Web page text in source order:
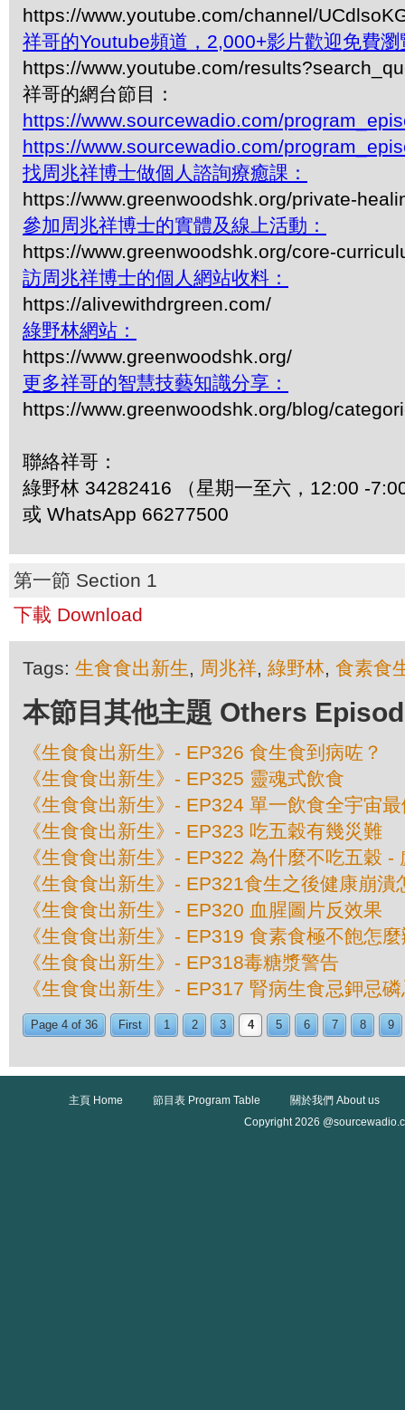
https://www.youtube.com/channel/
祥哥的Youtube頻道，2,000+影片歡迎免費瀏
https://www.youtube.com/
祥哥的網台節目：
https://www.sourcewadio.com/
https://www.sourcewadio.com/
找周兆祥博士做個人諮詢療癒課：
https://www.greenwoodshk.org/private-
參加周兆祥博士的實體及線上活動：
https://www.greenwoodshk.org/core-
訪周兆祥博士的個人網站收料：
https://alivewithdrgreen.com/
綠野林網站：
https://www.greenwoodshk.org/
更多祥哥的智慧技藝知識分享：
https://www.greenwoodshk.org/blog/
聯絡祥哥：
綠野林 34282416 （星期一至六，12:00 -
或 WhatsApp 66277500
第一節 Section 1
下載 Download
Tags: 生食食出新生, 周兆祥, 綠野林, 食素食
本節目其他主題 Others
《生食食出新生》- EP326 食生食到病咗？
《生食食出新生》- EP325 靈魂式飲食
《生食食出新生》- EP324 單一飲食全宇宙
《生食食出新生》- EP323 吃五穀有幾災難
《生食食出新生》- EP322 為什麼不吃五穀 -
《生食食出新生》- EP321食生之後健康崩潰
《生食食出新生》- EP320 血腥圖片反效果
《生食食出新生》- EP319 食素食極不飽怎
《生食食出新生》- EP318毒糖漿警告
《生食食出新生》- EP317 腎病生食忌鉀忌
Page 4 of 36 First 1 2 3 4 5 6 7 8 9
主頁 Home 節目表 Program Table
關於我們 About us
Copyright 2026